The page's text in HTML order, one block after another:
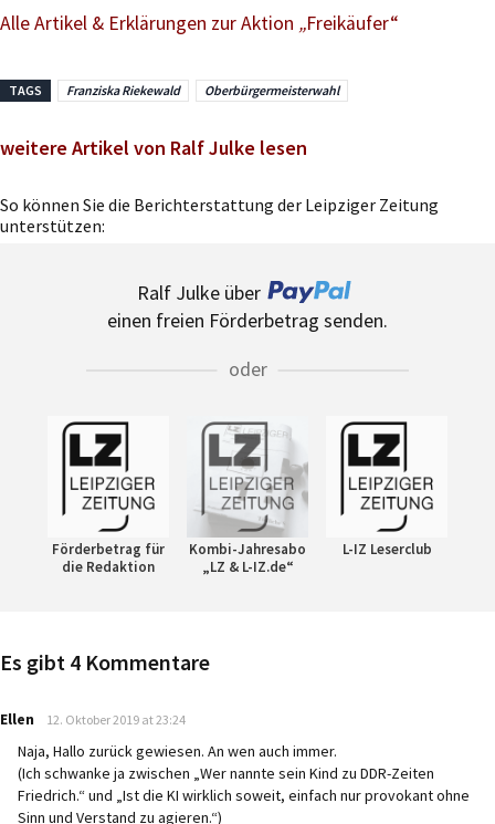
Alle Artikel & Erklärungen zur Aktion „Freikäufer“
TAGS Franziska Riekewald Oberbürgermeisterwahl
weitere Artikel von Ralf Julke lesen
So können Sie die Berichterstattung der Leipziger Zeitung
unterstützen:
Ralf Julke über
einen freien Förderbetrag senden.
oder
Förderbetrag für
die Redaktion
Kombi-Jahresabo
„LZ & L-IZ.de“
L-IZ Leserclub
Es gibt 4 Kommentare
Ellen says:
12. Oktober 2019 at 23:24
Naja, Hallo zurück gewiesen. An wen auch immer.
(Ich schwanke ja zwischen „Wer nannte sein Kind zu DDR-Zeiten
Friedrich.“ und „Ist die KI wirklich soweit, einfach nur provokant ohne
Sinn und Verstand zu agieren.“)